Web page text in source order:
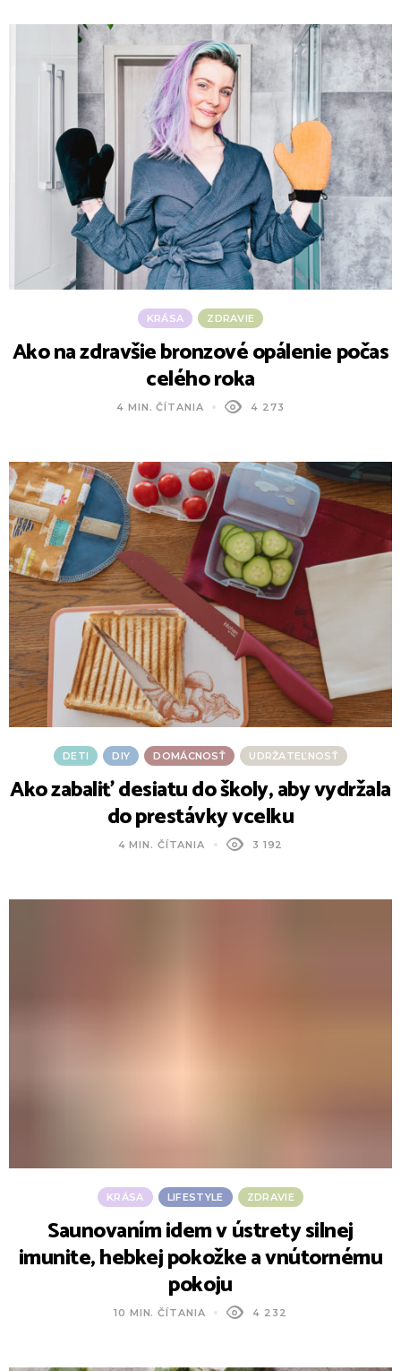
KRÁSA ZDRAVIE
Ako na zdravšie bronzové opálenie počas
celého roka
4 MIN. ČÍTANIA 4 273
DETI DIY DOMÁCNOSŤ UDRŽATEĽNOSŤ
Ako zabaliť desiatu do školy, aby vydržala
do prestávky vcelku
4 MIN. ČÍTANIA 3 192
KRÁSA LIFESTYLE ZDRAVIE
Saunovaním idem v ústrety silnej
imunite, hebkej pokožke a vnútornému
pokoju
10 MIN. ČÍTANIA 4 232